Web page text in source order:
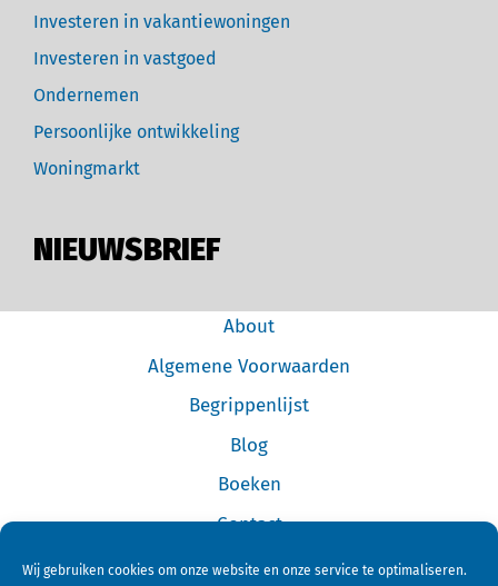
Wij gebruiken cookies om onze website en onze service te optimaliseren.
Investeren in vakantiewoningen
Investeren in vastgoed
Ondernemen
Persoonlijke ontwikkeling
Woningmarkt
NIEUWSBRIEF
About
Algemene Voorwaarden
Begrippenlijst
Blog
Boeken
Contact
Cookiebeleid (EU)